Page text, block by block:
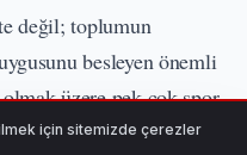
değil; toplumun
besleyen önemli
üzere pek çok spor
değerini artıran bir
için sitemizde çerezler